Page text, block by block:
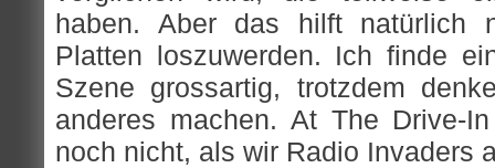
haben. Aber das hilft natürlich
Platten loszuwerden. Ich finde
Szene grossartig, trotzdem
anderes machen. At The Drive-
noch nicht, als wir Radio Invaders